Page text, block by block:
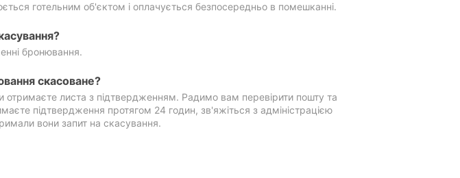
готельним об'єктом і оплачується безпосередньо в помешканні.
бронювання.
скасоване?
листа з підтвердженням. Радимо вам перевірити пошту та
підтвердження протягом 24 годин, зв'яжіться з адміністрацією
вони запит на скасування.